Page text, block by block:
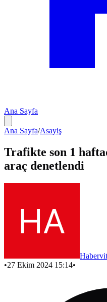
Ana Sayfa
Ana Sayfa/Asayiş
Trafikte son 1
araç denetlendi
•27 Ekim 2024 15:14•